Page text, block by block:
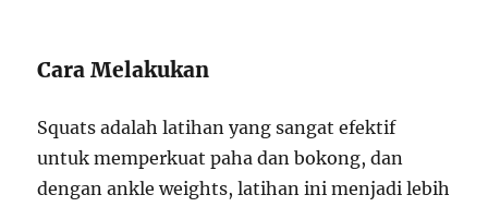
Cara Melakukan
Squats adalah latihan yang sangat efektif
untuk memperkuat paha dan bokong, dan
dengan ankle weights, latihan ini menjadi lebih